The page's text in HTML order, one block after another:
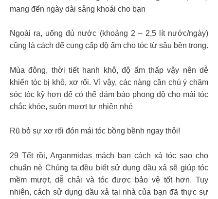
mang đến ngày dài sảng khoái cho bạn
Ngoài ra, uống đủ nước (khoảng 2 – 2,5 lít nước/ngày)
cũng là cách để cung cấp độ ẩm cho tóc từ sâu bên trong.
Mùa đông, thời tiết hanh khô, độ ẩm thấp vậy nên dễ
khiến tóc bị khô, xơ rối. Vì vậy, các nàng cần chú ý chăm
sóc tóc kỹ hơn để có thể đảm bảo phong độ cho mái tóc
chắc khỏe, suôn mượt tự nhiên nhé
Rũ bỏ sự xơ rối đón mái tóc bồng bềnh ngay thôi!
29 Tết rồi, Arganmidas mách bạn cách xả tóc sao cho
chuẩn nè Chúng ta đều biết sử dụng dầu xả sẽ giúp tóc
mềm mượt, dễ chải và tóc được bảo vệ tốt hơn. Tuy
nhiên, cách sử dụng dầu xả tại nhà của bạn đã thực sự